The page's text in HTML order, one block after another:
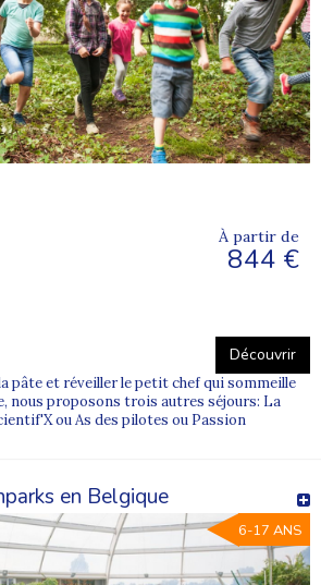
À partir de
844 €
Découvrir
pâte et réveiller le petit chef qui sommeille
nous proposons trois autres séjours: La
ou As des pilotes ou Passion
en Belgique
6-17 ANS